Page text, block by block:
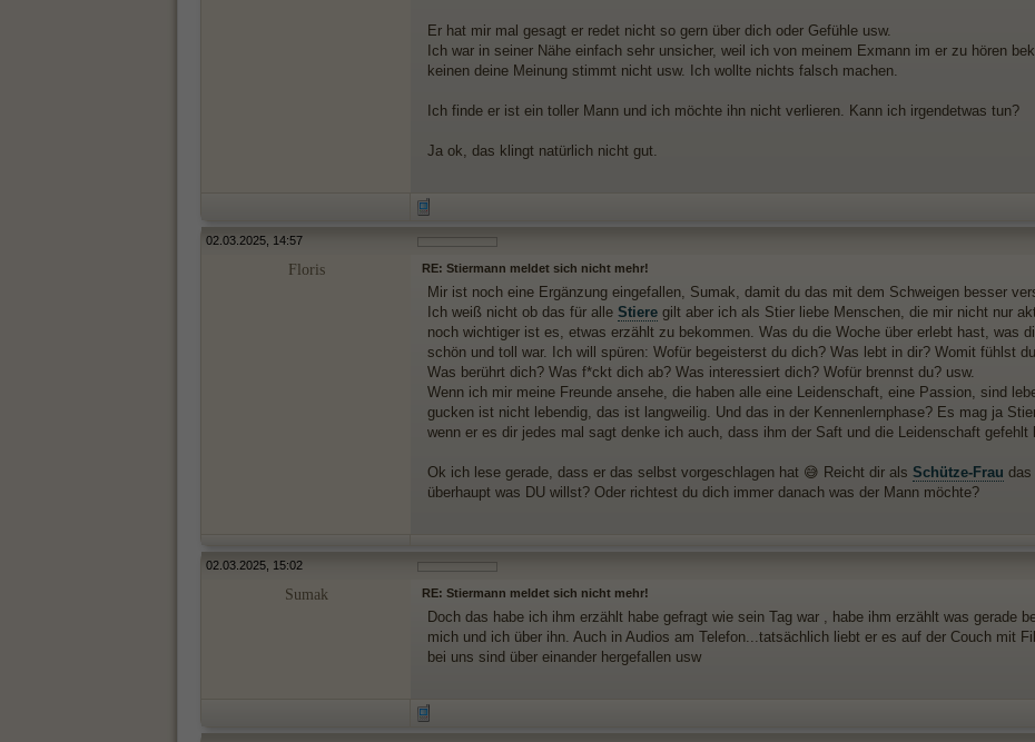
Er hat mir mal gesagt er redet nicht so gern über dich oder Gefühle usw.
Ich war in seiner Nähe einfach sehr unsicher, weil ich von meinem Exmann im er zu hören
keinen deine Meinung stimmt nicht usw. Ich wollte nichts falsch machen.
Ich finde er ist ein toller Mann und ich möchte ihn nicht verlieren. Kann ich irgendetwas tun?
Ja ok, das klingt natürlich nicht gut.
02.03.2025, 14:57
Floris RE: Stiermann meldet sich nicht mehr!
Mir ist noch eine Ergänzung eingefallen, Sumak, damit du das mit dem Schweigen besser
Ich weiß nicht ob das für alle Stiere gilt aber ich als Stier liebe Menschen, die mir nicht nur
noch wichtiger ist es, etwas erzählt zu bekommen. Was du die Woche über erlebt hast, was
schön und toll war. Ich will spüren: Wofür begeisterst du dich? Was lebt in dir? Womit fühlst
Was berührt dich? Was f*ckt dich ab? Was interessiert dich? Wofür brennst du? usw.
Wenn ich mir meine Freunde ansehe, die haben alle eine Leidenschaft, eine Passion, sind
gucken ist nicht lebendig, das ist langweilig. Und das in der Kennenlernphase? Es mag ja
wenn er es dir jedes mal sagt denke ich auch, dass ihm der Saft und die Leidenschaft gefehlt
Ok ich lese gerade, dass er das selbst vorgeschlagen hat 😅 Reicht dir als Schütze-Frau das
überhaupt was DU willst? Oder richtest du dich immer danach was der Mann möchte?
02.03.2025, 15:02
Sumak RE: Stiermann meldet sich nicht mehr!
Doch das habe ich ihm erzählt habe gefragt wie sein Tag war , habe ihm erzählt was gerade
mich und ich über ihn. Auch in Audios am Telefon...tatsächlich liebt er es auf der Couch mit
bei uns sind über einander hergefallen usw